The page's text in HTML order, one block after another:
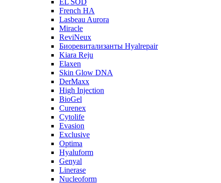
EL SOD
French HA
Lasbeau Aurora
Miracle
ReviNeux
Биоревитализанты Hyalrepair
Kiara Reju
Elaxen
Skin Glow DNA
DerMaxx
High Injection
BioGel
Curenex
Cytolife
Evasion
Exclusive
Optima
Hyaluform
Genyal
Linerase
Nucleoform